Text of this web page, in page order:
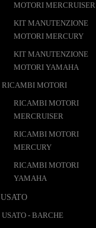
MOTORI MERCRUISER
KIT MANUTENZIONE
MOTORI MERCURY
KIT MANUTENZIONE
MOTORI YAMAHA
RICAMBI MOTORI
RICAMBI MOTORI
MERCRUISER
RICAMBI MOTORI
MERCURY
RICAMBI MOTORI
YAMAHA
USATO
USATO - BARCHE